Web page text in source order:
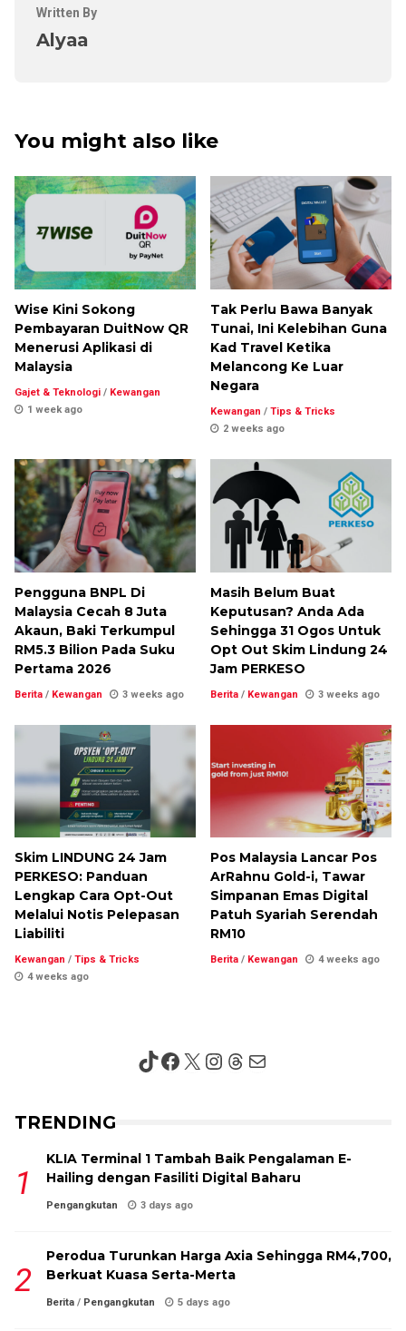
Written By
Alyaa
You might also like
Wise Kini Sokong
Pembayaran DuitNow QR
Menerusi Aplikasi di
Malaysia
Gajet & Teknologi / Kewangan
1 week ago
Tak Perlu Bawa Banyak
Tunai, Ini Kelebihan Guna
Kad Travel Ketika
Melancong Ke Luar
Negara
Kewangan / Tips & Tricks
2 weeks ago
Pengguna BNPL Di
Malaysia Cecah 8 Juta
Akaun, Baki Terkumpul
RM5.3 Bilion Pada Suku
Pertama 2026
Berita / Kewangan 3 weeks ago
Masih Belum Buat
Keputusan? Anda Ada
Sehingga 31 Ogos Untuk
Opt Out Skim Lindung 24
Jam PERKESO
Berita / Kewangan 3 weeks ago
Skim LINDUNG 24 Jam
PERKESO: Panduan
Lengkap Cara Opt-Out
Melalui Notis Pelepasan
Liabiliti
Kewangan / Tips & Tricks
4 weeks ago
Pos Malaysia Lancar Pos
ArRahnu Gold-i, Tawar
Simpanan Emas Digital
Patuh Syariah Serendah
RM10
Berita / Kewangan 4 weeks ago
TikTok
Facebook
X Instagram
Threads
Mail
TRENDING
KLIA Terminal 1 Tambah Baik Pengalaman E-
Hailing dengan Fasiliti Digital Baharu
Pengangkutan 3 days ago
Perodua Turunkan Harga Axia Sehingga RM4,700,
Berkuat Kuasa Serta-Merta
Berita / Pengangkutan 5 days ago